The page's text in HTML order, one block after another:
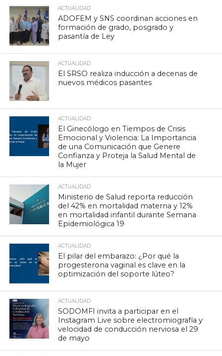
ACTUALIDAD
ADOFEM y SNS coordinan acciones en
formación de grado, posgrado y
pasantía de Ley
ACTUALIDAD
El SRSO realiza inducción a decenas de
nuevos médicos pasantes
ACTUALIDAD
El Ginecólogo en Tiempos de Crisis
Emocional y Violencia: La Importancia
de una Comunicación que Genere
Confianza y Proteja la Salud Mental de
la Mujer
ACTUALIDAD
Ministerio de Salud reporta reducción
del 42% en mortalidad materna y 12%
en mortalidad infantil durante Semana
Epidemiológica 19
ACTUALIDAD
El pilar del embarazo: ¿Por qué la
progesterona vaginal es clave en la
optimización del soporte lúteo?
ACTUALIDAD
SODOMFI invita a participar en el
Instagram Live sobre electromiografía y
velocidad de conducción nerviosa el 29
de mayo